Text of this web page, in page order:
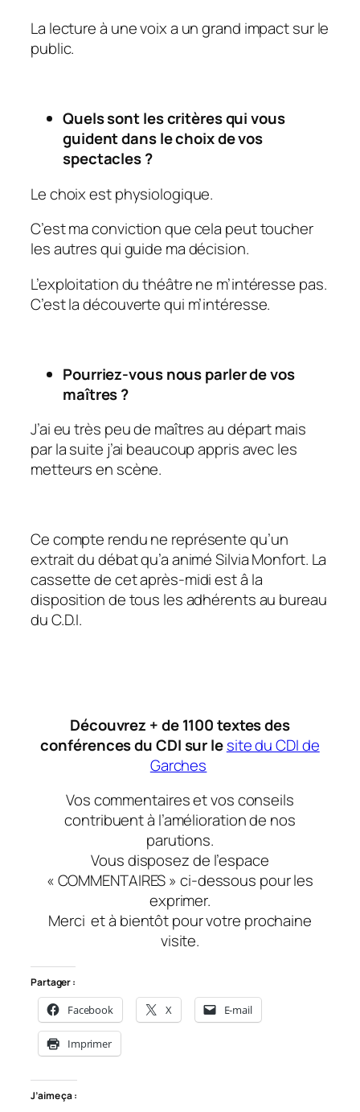
La lecture à une voix a un grand impact sur le
public.
Quels sont les critères qui vous
guident dans le choix de vos
spectacles ?
Le choix est physiologique.
C’est ma conviction que cela peut toucher
les autres qui guide ma décision.
L’exploitation du théâtre ne m’intéresse pas.
C’est la découverte qui m’intéresse.
Pourriez-vous nous parler de vos
maîtres ?
J’ai eu très peu de maîtres au départ mais
par la suite j’ai beaucoup appris avec les
metteurs en scène.
Ce compte rendu ne représente qu’un
extrait du débat qu’a animé Silvia Monfort. La
cassette de cet après-midi est â la
disposition de tous les adhérents au bureau
du C.D.I.
Découvrez + de 1100 textes des
conférences du CDI sur lesite du CDI de
Garches
Vos commentaires et vos conseils
contribuent à l’amélioration de nos
parutions.
Vous disposez de l’espace
« COMMENTAIRES » ci-dessous pour les
exprimer.
Merci et à bientôt pour votre prochaine
visite.
Partager :
Facebook X E-mail
Imprimer
J’aime ça :